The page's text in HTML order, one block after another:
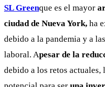
SL Greenque es el mayor
ciudad de Nueva York, ha
debido a la pandemia y a
laboral. Apesar de la
debido a los retos actuales,